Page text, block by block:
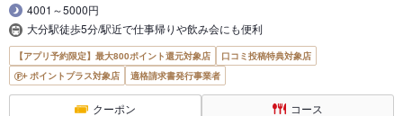
4001～5000円
大分駅徒歩5分/駅近で仕事帰りや飲み会にも便利
【アプリ予約限定】最大800ポイント還元対象店
口コミ投稿特典対象店
ポイントプラス対象店
適格請求書発行事業者
クーポン コース